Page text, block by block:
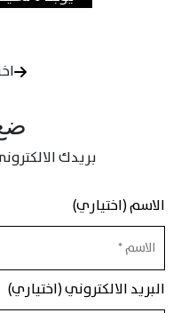
بريدك
الاسم (اختياري)
البريد الالكتروني (اختياري)